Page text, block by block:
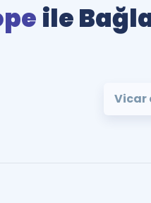
ile
Vicar